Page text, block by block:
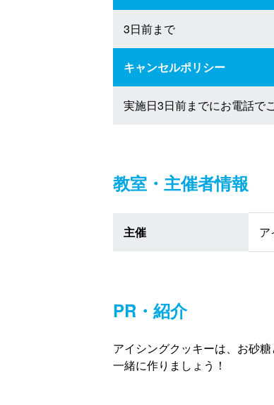
3日前まで
キャンセルポリシー
実施日3日前までにお電話で
教室・主催者情報
主催 ア
PR・紹介
アイシングクッキーは、お砂
一緒に作りましょう！